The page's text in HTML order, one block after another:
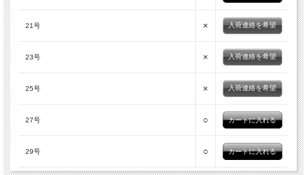
21号 × 入荷連絡を希望
23号 × 入荷連絡を希望
25号 × 入荷連絡を希望
27号 ○
29号 ○